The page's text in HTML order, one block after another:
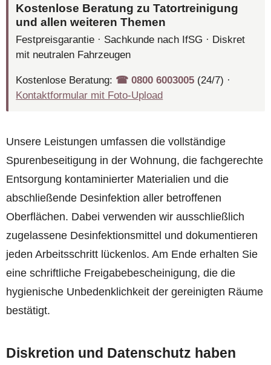
Kostenlose Beratung zu Tatortreinigung
und allen weiteren Themen
Festpreisgarantie · Sachkunde nach IfSG · Diskret
mit neutralen Fahrzeugen
Kostenlose Beratung: ☎︎ 0800 6003005 (24/7) ·
Kontaktformular mit Foto-Upload
Unsere Leistungen umfassen die vollständige
Spurenbeseitigung in der Wohnung, die fachgerechte
Entsorgung kontaminierter Materialien und die
abschließende Desinfektion aller betroffenen
Oberflächen. Dabei verwenden wir ausschließlich
zugelassene Desinfektionsmittel und dokumentieren
jeden Arbeitsschritt lückenlos. Am Ende erhalten Sie
eine schriftliche Freigabebescheinigung, die die
hygienische Unbedenklichkeit der gereinigten Räume
bestätigt.
Diskretion und Datenschutz haben